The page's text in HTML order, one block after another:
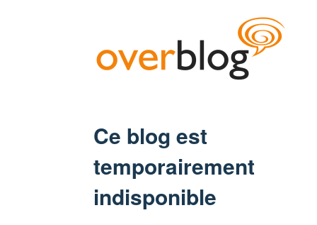
Ce blog est
temporairement
indisponible